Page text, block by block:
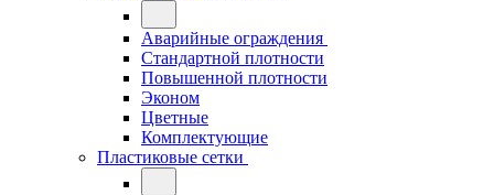
Аварийные ограждения
Стандартной плотности
Повышенной плотности
Эконом
Цветные
Комплектующие
Пластиковые сетки